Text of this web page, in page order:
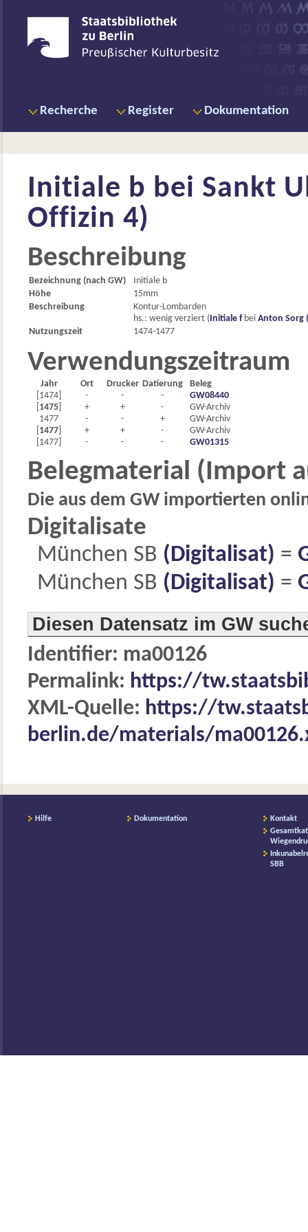
Recherche Register Dokumentation
Initiale b bei Sankt
Offizin 4)
Beschreibung
Bezeichnung (nach GW)
Initiale b
Höhe
15mm
Beschreibung
Kontur-Lombarden
hs.: wenig verziert (Initiale fbei Anton Sorg
Nutzungszeit
1474-1477
Verwendungszeitraum
Jahr Ort Drucker Datierung
Beleg
[1474]
- - -
GW08440
1475 + + -
GW-Archiv
1477
- - +
GW-Archiv
1477 + + -
GW-Archiv
[1477]
- - - GW01315
Belegmaterial (Import
Die aus dem GW importierten
Digitalisate
München SB (Digitalisat) =
München SB (Digitalisat) =
Diesen Datensatz im GW
Identifier: ma00126
Permalink: https://
XML-Quelle: https://
berlin.de/materials/
Hilfe Dokumentation
Kontakt
SBB